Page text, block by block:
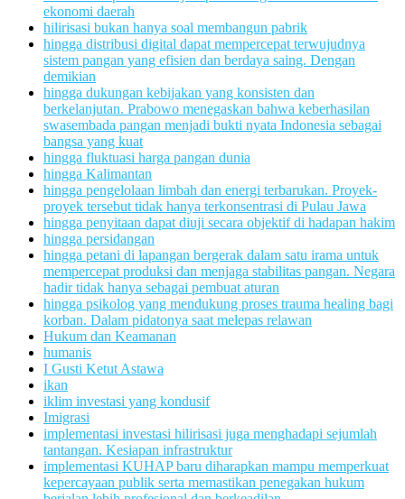
ekonomi daerah
hilirisasi bukan hanya soal membangun pabrik
hingga distribusi digital dapat mempercepat terwujudnya
sistem pangan yang efisien dan berdaya saing. Dengan
demikian
hingga dukungan kebijakan yang konsisten dan
berkelanjutan. Prabowo menegaskan bahwa keberhasilan
swasembada pangan menjadi bukti nyata Indonesia sebagai
bangsa yang kuat
hingga fluktuasi harga pangan dunia
hingga Kalimantan
hingga pengelolaan limbah dan energi terbarukan. Proyek-
proyek tersebut tidak hanya terkonsentrasi di Pulau Jawa
hingga penyitaan dapat diuji secara objektif di hadapan hakim
hingga persidangan
hingga petani di lapangan bergerak dalam satu irama untuk
mempercepat produksi dan menjaga stabilitas pangan. Negara
hadir tidak hanya sebagai pembuat aturan
hingga psikolog yang mendukung proses trauma healing bagi
korban. Dalam pidatonya saat melepas relawan
Hukum dan Keamanan
humanis
I Gusti Ketut Astawa
ikan
iklim investasi yang kondusif
Imigrasi
implementasi investasi hilirisasi juga menghadapi sejumlah
tantangan. Kesiapan infrastruktur
implementasi KUHAP baru diharapkan mampu memperkuat
kepercayaan publik serta memastikan penegakan hukum